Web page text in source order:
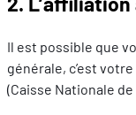
Il est possible que
générale, c’est
(Caisse Nationale de